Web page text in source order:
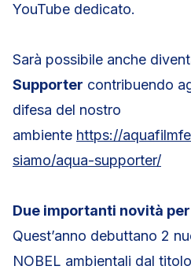
YouTube dedicato.
Sarà possibile anche
Supporter contribuendo
difesa del nostro
ambiente https://
siamo/aqua-supporter/
Due importanti novità
Quest’anno debuttano 2
NOBEL ambientali dal